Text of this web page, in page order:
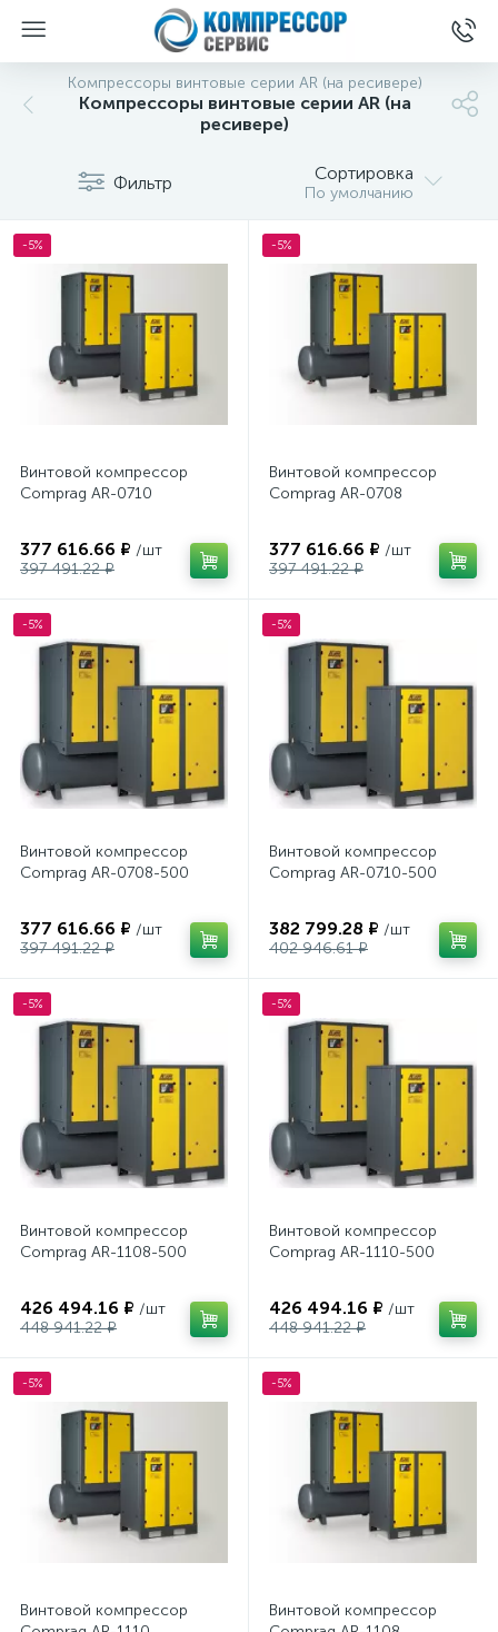
Компрессоры винтовые серии AR (на ресивере)
Компрессоры винтовые серии AR (на
ресивере)
Фильтр Сортировка
По умолчанию
-5%
Винтовой компрессор
Comprag AR-0710
377 616.66 ₽ /шт
397 491.22 ₽
-5%
Винтовой компрессор
Comprag AR-0708
377 616.66 ₽ /шт
397 491.22 ₽
-5%
Винтовой компрессор
Comprag AR-0708-500
377 616.66 ₽ /шт
397 491.22 ₽
-5%
Винтовой компрессор
Comprag AR-0710-500
382 799.28 ₽ /шт
402 946.61 ₽
-5%
Винтовой компрессор
Comprag AR-1108-500
426 494.16 ₽ /шт
448 941.22 ₽
-5%
Винтовой компрессор
Comprag AR-1110-500
426 494.16 ₽ /шт
448 941.22 ₽
-5%
Винтовой компрессор
-5%
Винтовой компрессор